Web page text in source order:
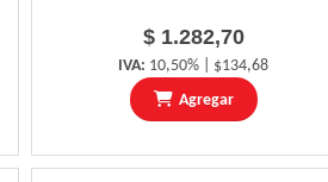
$ 1.282,70
IVA: 10,50% | $134,68
Agregar